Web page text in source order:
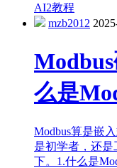
AI2教程
mzb2012
么是
Modbus算是嵌
是初学者，还
下。1.什么是